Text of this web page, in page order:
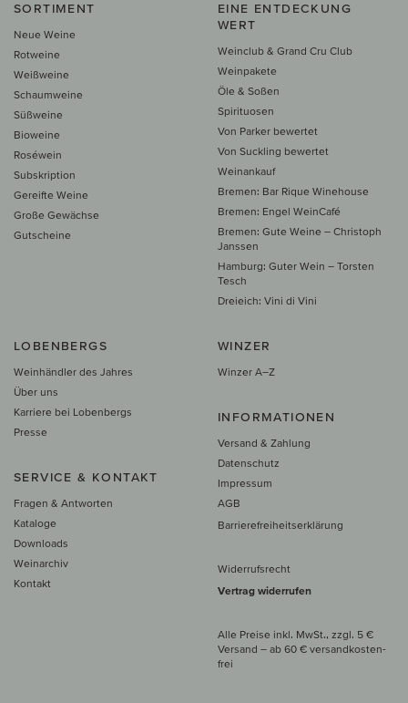
SORTIMENT
Neue Weine
Rotweine
Weißweine
Schaumweine
Süßweine
Bioweine
Roséwein
Subskription
Gereifte Weine
Große Gewächse
Gutscheine
EINE ENTDECKUNG
WERT
Weinclub & Grand Cru Club
Weinpakete
Öle & Soßen
Spirituosen
Von Parker bewertet
Von Suckling bewertet
Weinankauf
Bremen: Bar Rique Winehouse
Bremen: Engel WeinCafé
Bremen: Gute Weine – Christoph
Janssen
Hamburg: Guter Wein – Torsten
Tesch
Dreieich: Vini di Vini
LOBENBERGS
Weinhändler des Jahres
Über uns
Karriere bei Lobenbergs
Presse
SERVICE & KONTAKT
Fragen & Antworten
Kataloge
Downloads
Weinarchiv
Kontakt
WINZER
Winzer A–Z
INFORMATIONEN
Versand & Zahlung
Datenschutz
Impressum
AGB
Barrierefreiheitserklärung
Widerrufsrecht
Vertrag widerrufen
Alle Preise inkl. MwSt., zzgl. 5 €
Versand – ab 60 € versand­kosten­
frei